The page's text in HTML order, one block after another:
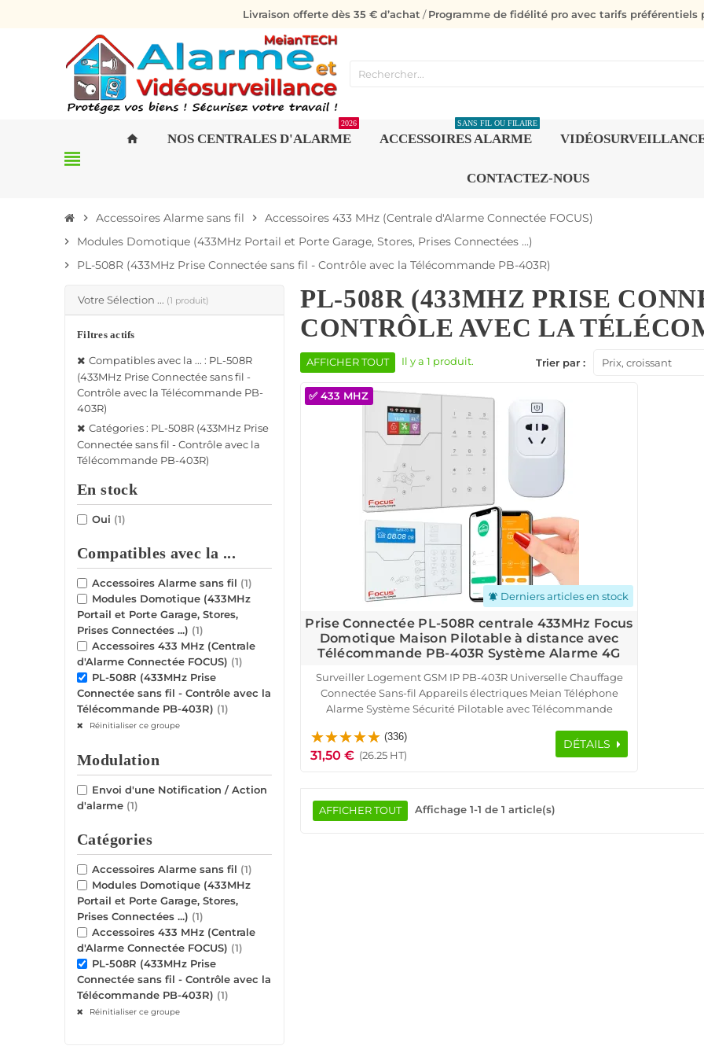
Livraison offerte dès 35 € d’achat /Programme de fidélité pro avec tarifs préférentiels
view_headline
home NOS CENTRALES D'ALARME
2026
ACCESSOIRES ALARME
SANS FIL OU FILAIRE
CONTACTEZ-NOUS
chevron_right Accessoires Alarme sans fil chevron_right Accessoires 433 MHz (Centrale d'Alarme Connectée FOCUS)
chevron_right Modules Domotique (433MHz Portail et Porte Garage, Stores, Prises Connectées ...)
chevron_right PL-508R (433MHz Prise Connectée sans fil - Contrôle avec la Télécommande PB-403R)
Votre Sélection ... (1 produit)
Filtres actifs
Compatibles avec la ... : PL-508R
(433MHz Prise Connectée sans fil -
Contrôle avec la Télécommande PB-
403R)
Catégories : PL-508R (433MHz Prise
Connectée sans fil - Contrôle avec la
Télécommande PB-403R)
En stock
Oui (1)
Compatibles avec la ...
Accessoires Alarme sans fil (1)
Modules Domotique (433MHz
Portail et Porte Garage, Stores,
Prises Connectées ...) (1)
Accessoires 433 MHz (Centrale
d'Alarme Connectée FOCUS) (1)
PL-508R (433MHz Prise
Connectée sans fil - Contrôle avec la
Télécommande PB-403R) (1)
Réinitialiser ce groupe
Modulation
Envoi d'une Notification / Action
d'alarme (1)
Catégories
Accessoires Alarme sans fil (1)
Modules Domotique (433MHz
Portail et Porte Garage, Stores,
Prises Connectées ...) (1)
Accessoires 433 MHz (Centrale
d'Alarme Connectée FOCUS) (1)
PL-508R (433MHz Prise
Connectée sans fil - Contrôle avec la
Télécommande PB-403R) (1)
Réinitialiser ce groupe
PL-508R (433MHZ PRISE
CONTRÔLE AVEC LA
Trier par : Prix, croissant
AFFICHER TOUT Il y a 1 produit.
notifications_active Derniers articles en stock
✅ 433 MHZ
Prise Connectée PL-508R centrale 433MHz Focus
Domotique Maison Pilotable à distance avec
Télécommande PB-403R Système Alarme 4G
Surveiller Logement GSM IP PB-403R Universelle Chauffage
Connectée Sans-fil Appareils électriques Meian Téléphone
Alarme Système Sécurité Pilotable avec Télécommande
4G Application Mobile Prise
(336)
31,50 € (26.25 HT)
DÉTAILS
AFFICHER TOUT Affichage 1-1 de 1 article(s)